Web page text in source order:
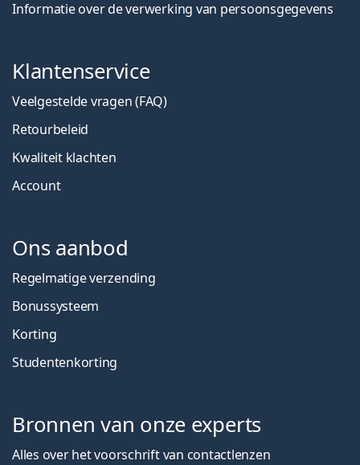
Informatie over de verwerking van persoonsgegevens
Klantenservice
Veelgestelde vragen (FAQ)
Retourbeleid
Kwaliteit klachten
Account
Ons aanbod
Regelmatige verzending
Bonussysteem
Korting
Studentenkorting
Bronnen van onze experts
Alles over het voorschrift van contactlenzen